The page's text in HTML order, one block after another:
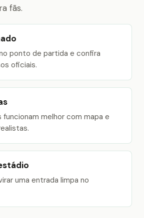
fãs.
ponto de partida e confira
oficiais.
melhor com mapa e
uma entrada limpa no